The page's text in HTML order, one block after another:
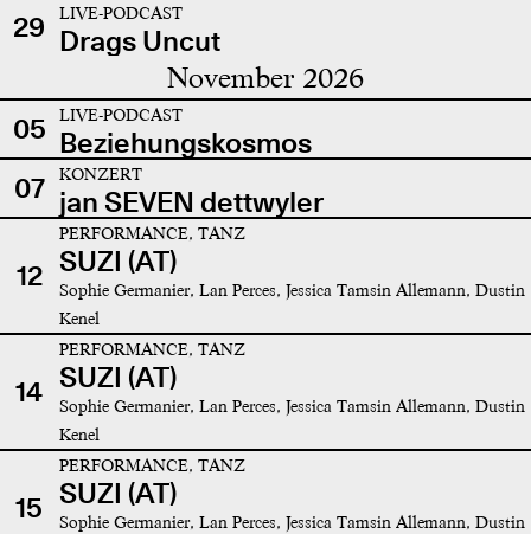
29
LIVE-PODCAST
Drags Uncut
November 2026
05 LIVE-PODCAST
Beziehungskosmos
07
KONZERT
jan SEVEN dettwyler
12
PERFORMANCE, TANZ
SUZI (AT)
Sophie Germanier, Lan Perces, Jessica Tamsin Allemann, Dustin
Kenel
14
PERFORMANCE, TANZ
SUZI (AT)
Sophie Germanier, Lan Perces, Jessica Tamsin Allemann, Dustin
Kenel
15
PERFORMANCE, TANZ
SUZI (AT)
Sophie Germanier, Lan Perces, Jessica Tamsin Allemann, Dustin